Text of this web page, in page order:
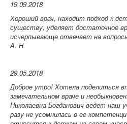
19.09.2018
Хороший врач, находит подход к
существу, уделяет достаточное
исчерпывающе отвечает на
А. Н.
29.05.2018
Доброе утро! Хотела поделиться
замечательном враче и
Николаевна Богданович ведет наш
разу не усомнилась в ее